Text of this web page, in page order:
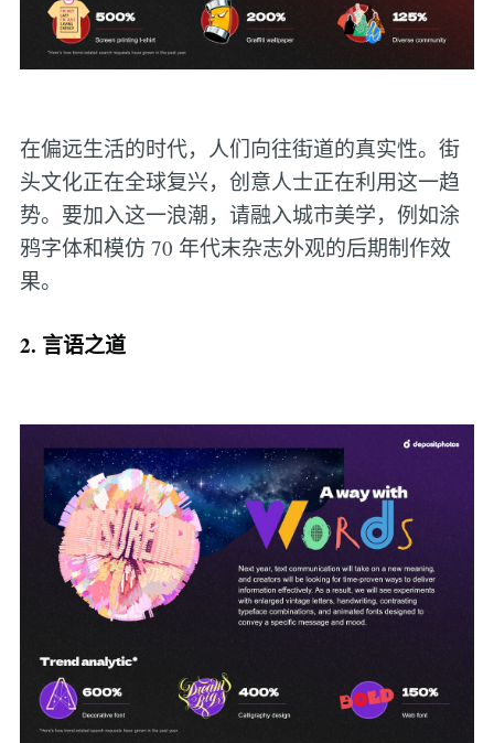
在偏远生活的时代，人们向往街道的真实性。街
头文化正在全球复兴，创意人士正在利用这一趋
势。要加入这一浪潮，请融入城市美学，例如涂
鸦字体和模仿 70 年代末杂志外观的后期制作效
果。
2. 言语之道